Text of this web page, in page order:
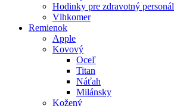
Hodinky pre zdravotný personál
Vlhkomer
Remienok
Apple
Kovový
Oceľ
Titan
Náťah
Milánsky
Kožený